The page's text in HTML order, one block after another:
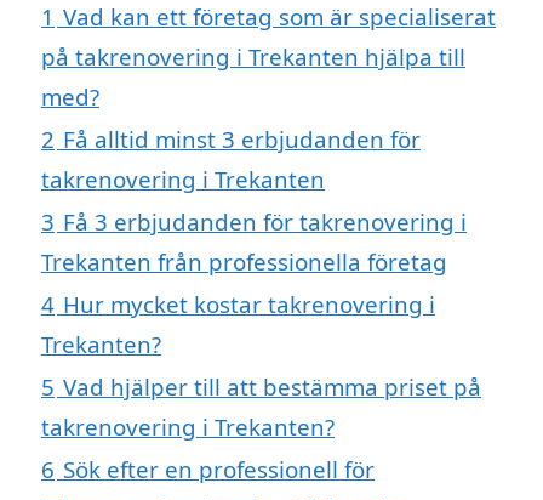
1 Vad kan ett företag som är specialiserat
på takrenovering i Trekanten hjälpa till
med?
2 Få alltid minst 3 erbjudanden för
takrenovering i Trekanten
3 Få 3 erbjudanden för takrenovering i
Trekanten från professionella företag
4 Hur mycket kostar takrenovering i
Trekanten?
5 Vad hjälper till att bestämma priset på
takrenovering i Trekanten?
6 Sök efter en professionell för